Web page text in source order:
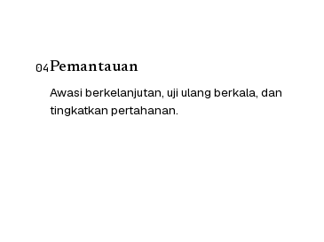
04Pemantauan
Awasi berkelanjutan, uji ulang berkala, dan
tingkatkan pertahanan.